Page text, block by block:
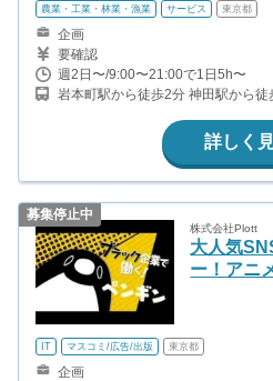
農業・工業・林業・漁業 サービス 東京都
企画
要確認
週2日〜/9:00〜21:00で1日5h〜
岩本町駅から徒歩2分 神田駅から
詳しく
募集停止中
株式会社Plott
大人気
ー！アニ
IT マスコミ/広告/出版 東京都
企画